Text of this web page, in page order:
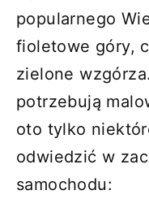
popularnego
fioletowe góry,
zielone
potrzebują
oto tylko
odwiedzić w
samochodu: